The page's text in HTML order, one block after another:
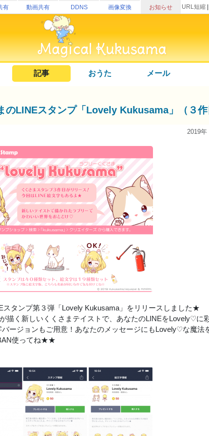
有 動画共有 DDNS 画像変換 お知らせ URL短縮
記事 おうた メール
のLINEスタンプ「Lovely Kukusama」（３
2019年
スタンプ第３弾「Lovely Kukusama」をリリースしました★
描く新しいくくさまテイストで、あなたのLINEをLovely♡に
ージョンもご用意！あなたのメッセージにもLovely♡な魔法
使ってね★★